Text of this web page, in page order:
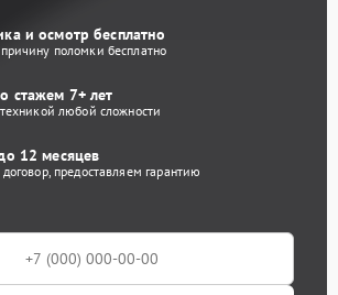
и осмотр бесплатно
поломки бесплатно
стажем 7+ лет
любой сложности
12 месяцев
предоставляем гарантию